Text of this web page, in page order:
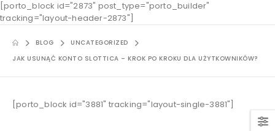
[porto_block id="2873" post_type="porto_builder"
tracking="layout-header-2873"]
BLOG
UNCATEGORIZED
JAK USUNĄĆ KONTO SLOTTICA – KROK PO KROKU DLA UŻYTKOWNIKÓW?
[porto_block id="3881" tracking="layout-single-3881"]